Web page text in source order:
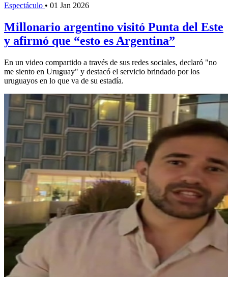
Espectáculo • 01 Jan 2026
Millonario argentino visitó Punta del Este
y afirmó que “esto es Argentina”
En un video compartido a través de sus redes sociales, declaró "no
me siento en Uruguay" y destacó el servicio brindado por los
uruguayos en lo que va de su estadía.